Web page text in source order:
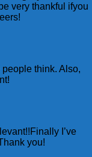
very thankful ifyou
people think. Also,
I’ve
you!